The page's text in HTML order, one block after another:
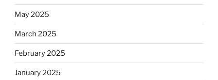
May 2025
March 2025
February 2025
January 2025